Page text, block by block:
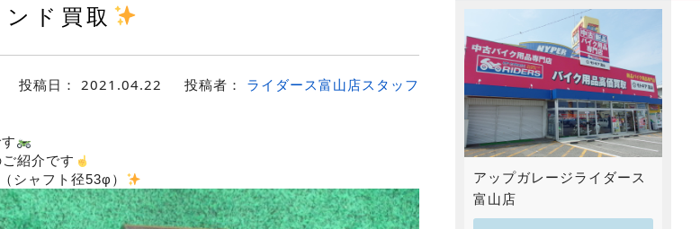
ド買取
投稿日： 2021.04.22 投稿者： ライダース富山店スタッフ
紹介です
シャフト径53φ）
アップガレージライダース
富山店